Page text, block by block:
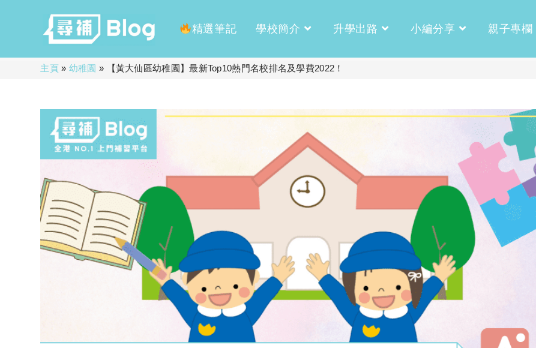
精選筆記 學校簡介 升學出路 小編分享 親子專欄
主頁» 幼稚園 » 【黃大仙區幼稚園】最新Top10熱門名校排名及學費2022！